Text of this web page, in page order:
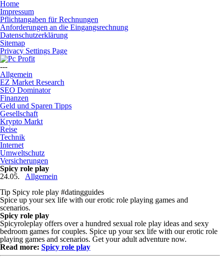
Home
Impressum
Pflichtangaben für Rechnungen
Anforderungen an die Eingangsrechnung
Datenschutzerklärung
Sitemap
Privacy Settings Page
---
Allgemein
EZ Market Research
SEO Dominator
Finanzen
Geld und Sparen Tipps
Gesellschaft
Krypto Markt
Reise
Technik
Internet
Umweltschutz
Versicherungen
Spicy role play
24.05.
Allgemein
Tip Spicy role play #datingguides
Spice up your sex life with our erotic role playing games and
scenarios.
Spicy role play
Spicyroleplay offers over a hundred sexual role play ideas and sexy
bedroom games for couples. Spice up your sex life with our erotic role
playing games and scenarios. Get your adult adventure now.
Read more: Spicy role play